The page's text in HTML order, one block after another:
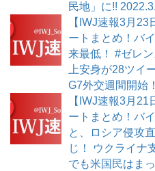
民地」に!!
【IWJ速報3月
ートまとめ！バ
来最低！ #ゼレ
上安身が28ツイ
G7外交週間開始
【IWJ速報3月
ートまとめ！バ
と、ロシア侵攻
じ！ ウクライナ
でも米国民はま